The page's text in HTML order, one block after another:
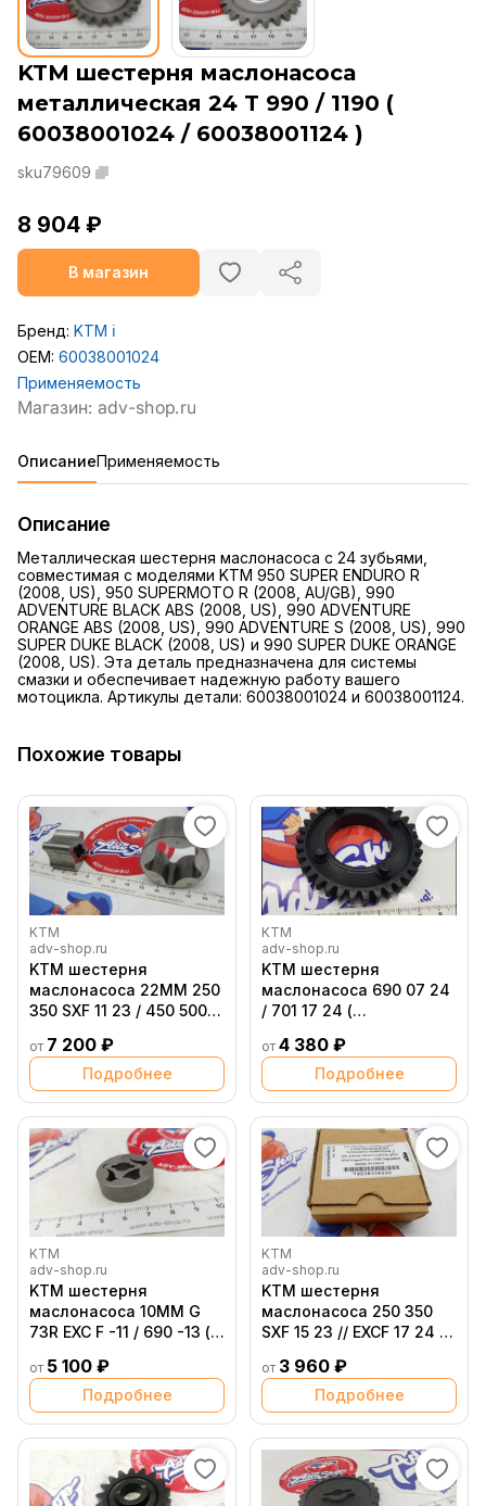
KTM шестерня маслонасоса
металлическая 24 T 990 / 1190 (
60038001024 / 60038001124 )
sku79609
8 904 ₽
В магазин
Бренд: KTM ℹ️
OEM: 60038001024
Применяемость
ОписаниеПрименяемость
Описание
Металлическая шестерня маслонасоса с 24 зубьями,
совместимая с моделями KTM 950 SUPER ENDURO R
(2008, US), 950 SUPERMOTO R (2008, AU/GB), 990
ADVENTURE BLACK ABS (2008, US), 990 ADVENTURE
ORANGE ABS (2008, US), 990 ADVENTURE S (2008, US), 990
SUPER DUKE BLACK (2008, US) и 990 SUPER DUKE ORANGE
(2008, US). Эта деталь предназначена для системы
смазки и обеспечивает надежную работу вашего
мотоцикла. Артикулы детали: 60038001024 и 60038001124.
Похожие товары
KTM
adv-shop.ru
KTM шестерня
маслонасоса 22MM 250
350 SXF 11 23 / 450 500
Adv 08 22 ( 61238011100 /
61238011000 /
61238111000 )
от 7 200 ₽
Подробнее
KTM
adv-shop.ru
KTM шестерня
маслонасоса 690 07 24
/ 701 17 24 (
от 4 380 ₽
Подробнее
KTM
adv-shop.ru
KTM шестерня
маслонасоса 10MM G
73R EXC F -11 / 690 -13 (
от 5 100 ₽
Подробнее
KTM
adv-shop.ru
KTM шестерня
маслонасоса 250 350
SXF 15 23 // EXCF 17 24 (
79238006100 /
79238006000)
от 3 960 ₽
Подробнее